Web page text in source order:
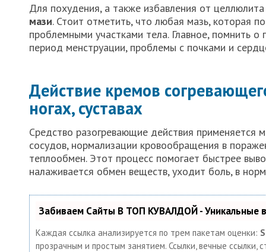
Для похудения, а также избавления от
мази. Стоит отметить, что любая мазь, которая
проблемными участками тела. Главное, помнить
период менструации, проблемы с почками и
Действие кремов
ногах, суставах
Средство разогревающие действия применяется
сосудов, нормализации кровообращения в
теплообмен. Этот процесс помогает быстрее
налаживается обмен веществ, уходит боль, в
Забиваем Сайты В ТОП КУВАЛДОЙ - Уникальные
Каждая ссылка анализируется по трем пакетам оценки:
прозрачным и простым занятием. Ссылки, вечные ссылки,